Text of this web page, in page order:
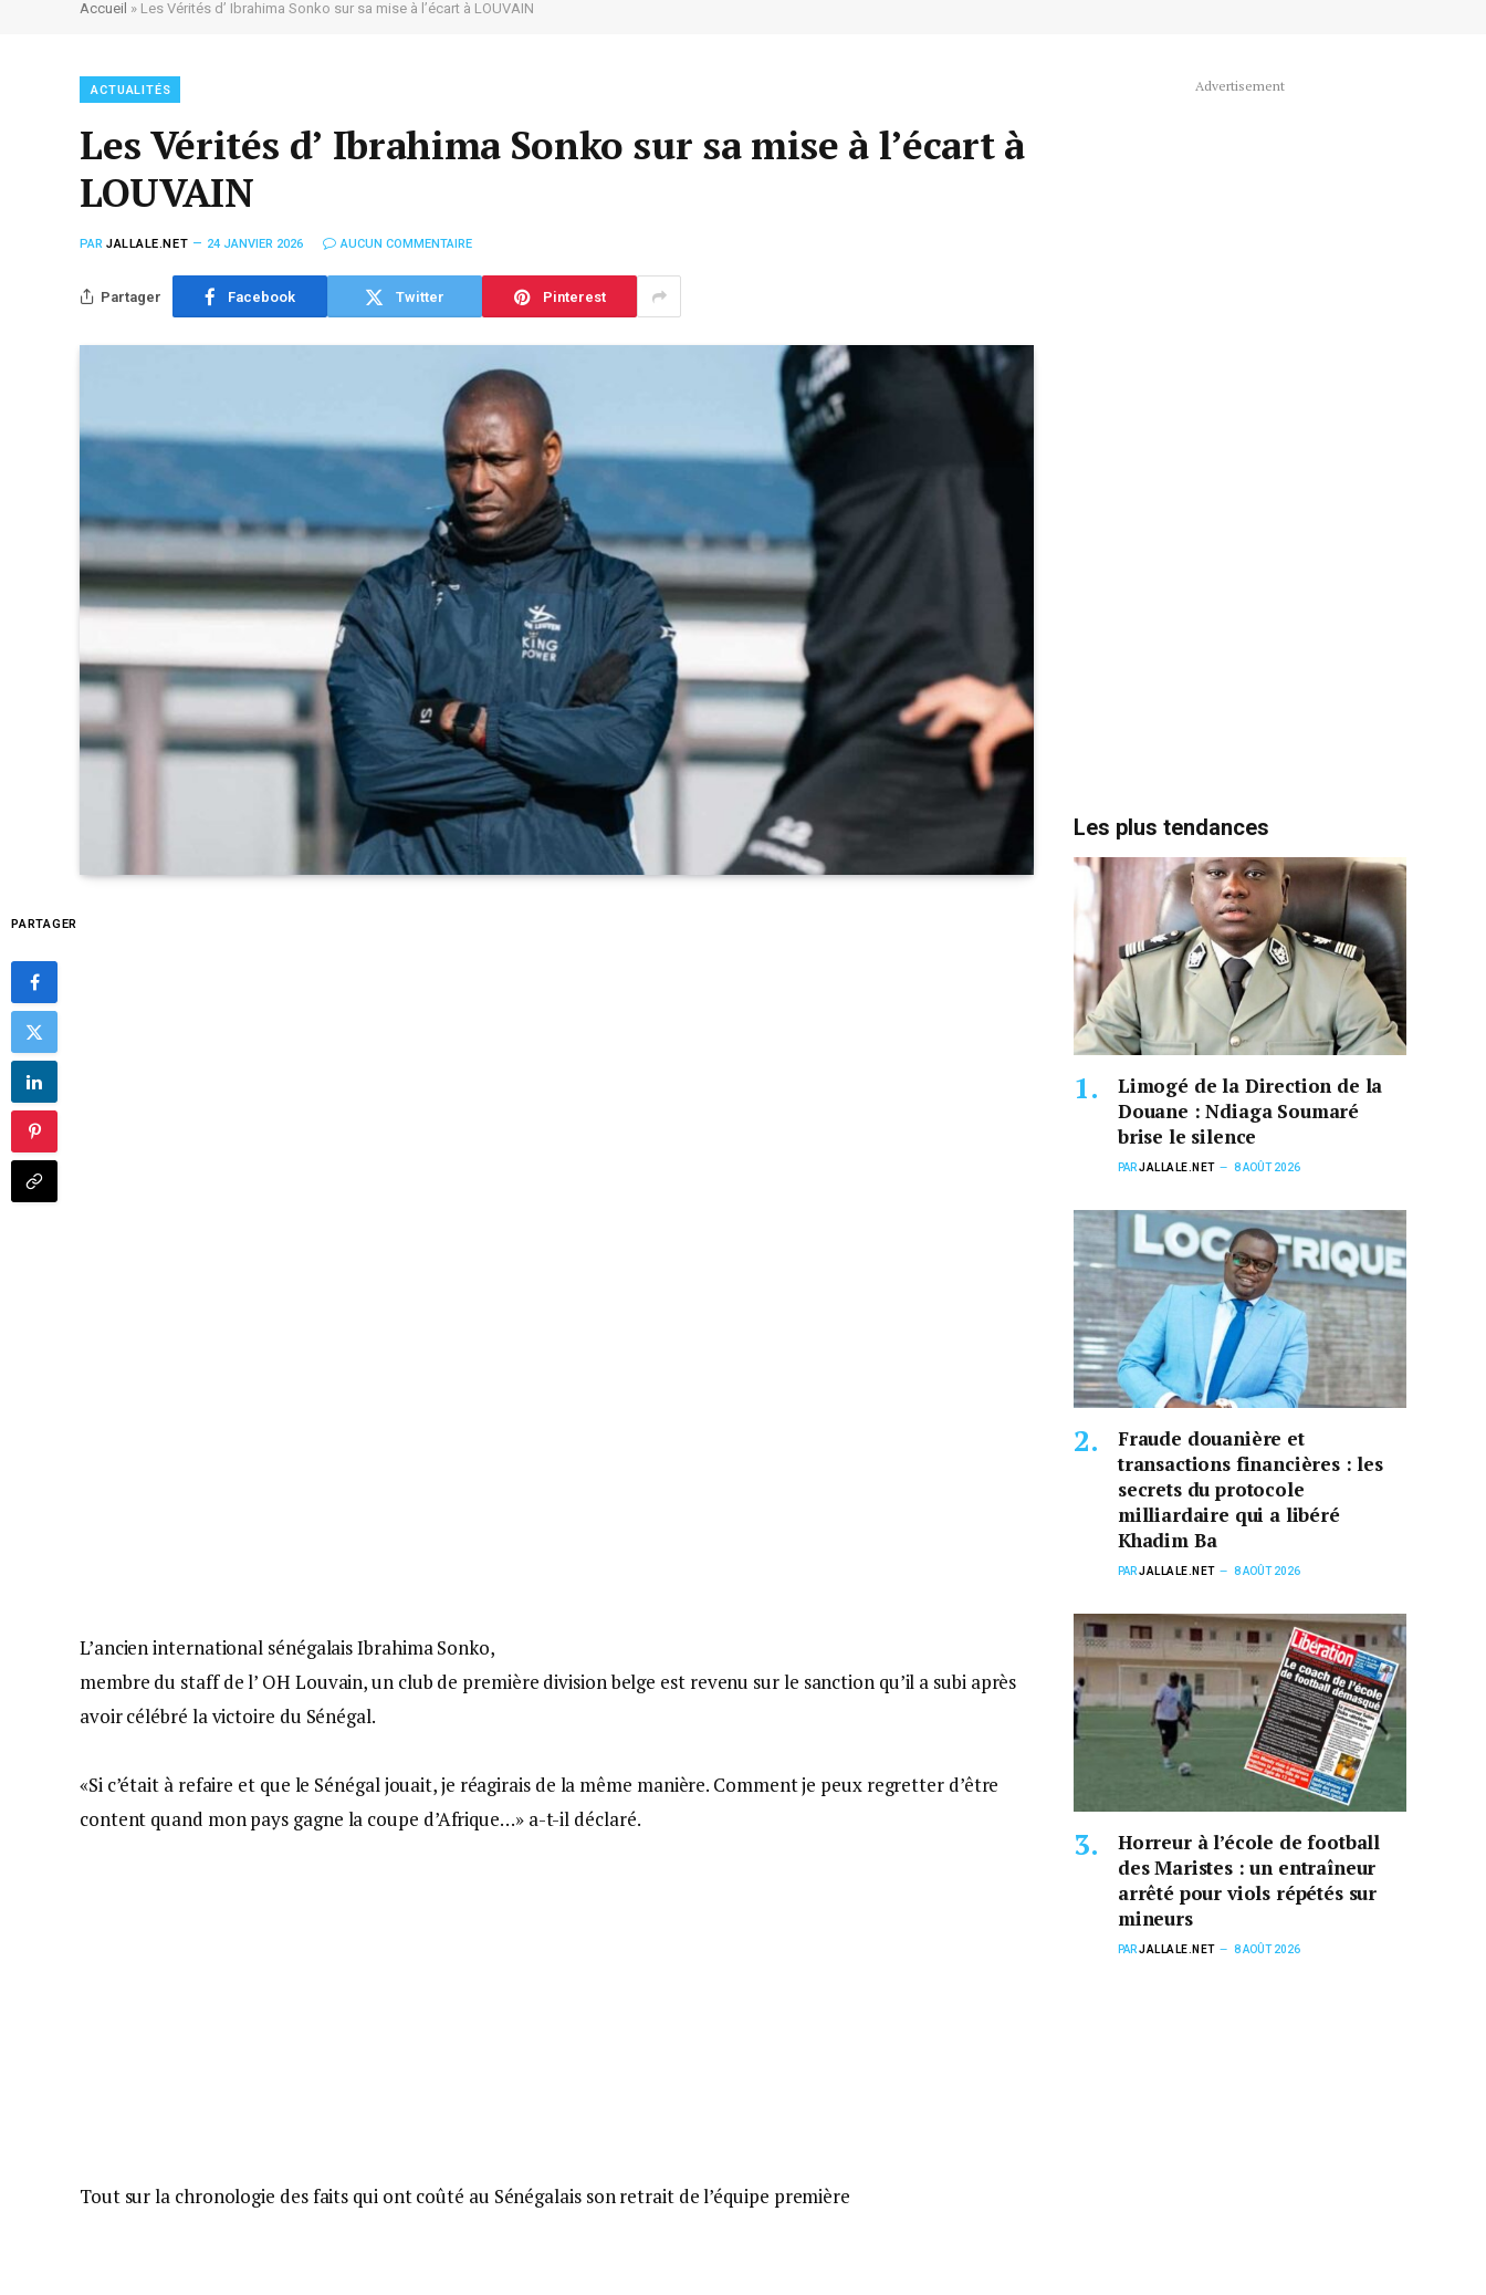
Accueil » Les Vérités d’ Ibrahima Sonko sur sa mise à l’écart à LOUVAIN
ACTUALITÉS
Les Vérités d’ Ibrahima Sonko sur sa mise à l’écart à
LOUVAIN
PAR JALLALE.NET 24 JANVIER 2026 AUCUN COMMENTAIRE
Partager Facebook Twitter Pinterest
PARTAGER
L’ancien international sénégalais Ibrahima Sonko,
membre du staff de l’ OH Louvain, un club de première division belge est revenu sur le sanction qu’il a subi après
avoir célébré la victoire du Sénégal.
«Si c’était à refaire et que le Sénégal jouait, je réagirais de la même manière. Comment je peux regretter d’être
content quand mon pays gagne la coupe d’Afrique…» a-t-il déclaré.
Tout sur la chronologie des faits qui ont coûté au Sénégalais son retrait de l’équipe première
Advertisement
Les plus tendances
Limogé de la Direction de la
Douane : Ndiaga Soumaré
brise le silence
PARJALLALE.NET 8 AOÛT 2026
Fraude douanière et
transactions financières : les
secrets du protocole
milliardaire qui a libéré
Khadim Ba
PARJALLALE.NET 8 AOÛT 2026
Horreur à l’école de football
des Maristes : un entraîneur
arrêté pour viols répétés sur
mineurs
PARJALLALE.NET 8 AOÛT 2026